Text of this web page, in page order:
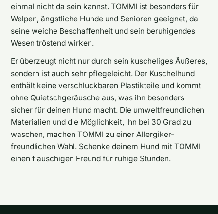
einmal nicht da sein kannst. TOMMI ist besonders für
Welpen, ängstliche Hunde und Senioren geeignet, da
seine weiche Beschaffenheit und sein beruhigendes
Wesen tröstend wirken.
Er überzeugt nicht nur durch sein kuscheliges Äußeres,
sondern ist auch sehr pflegeleicht. Der Kuschelhund
enthält keine verschluckbaren Plastikteile und kommt
ohne Quietschgeräusche aus, was ihn besonders
sicher für deinen Hund macht. Die umweltfreundlichen
Materialien und die Möglichkeit, ihn bei 30 Grad zu
waschen, machen TOMMI zu einer Allergiker-
freundlichen Wahl. Schenke deinem Hund mit TOMMI
einen flauschigen Freund für ruhige Stunden.